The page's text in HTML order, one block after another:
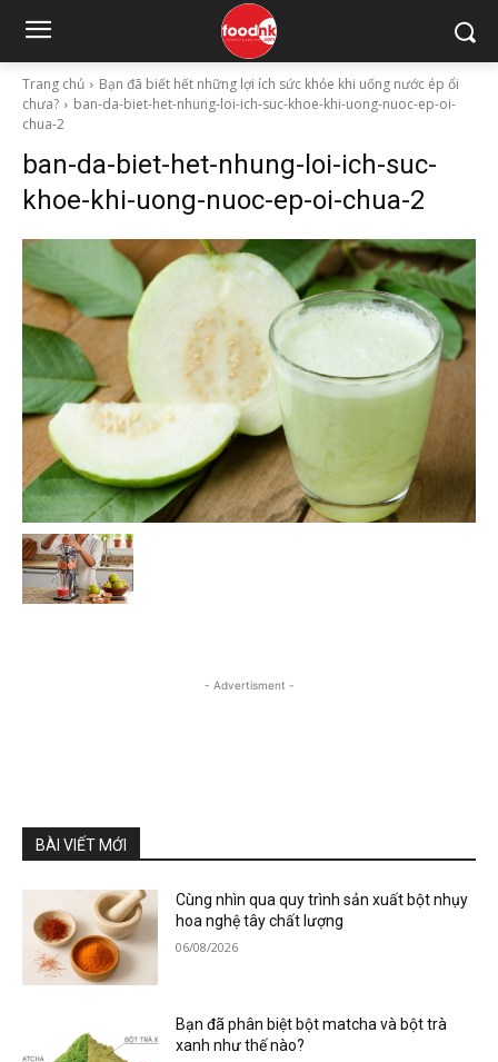
Trang chủ
Bạn đã biết hết những lợi ích sức khỏe khi uống nước ép ổi
chưa?
ban-da-biet-het-nhung-loi-ich-suc-khoe-khi-uong-nuoc-ep-oi-
chua-2
ban-da-biet-het-nhung-loi-ich-suc-
khoe-khi-uong-nuoc-ep-oi-chua-2
- Advertisment -
BÀI VIẾT MỚI
Cùng nhìn qua quy trình sản xuất bột nhụy
hoa nghệ tây chất lượng
06/08/2026
Bạn đã phân biệt bột matcha và bột trà
xanh như thế nào?